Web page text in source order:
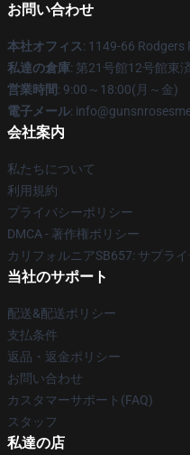
お問い合わせ
本社オフィス: 1149-66 Rodgers
私達の倉庫: 第21号館12号館東
営業時間: 9:00～18:00(月～金)
電子メール:
会社案内
私たちについて
利用規約
プライバシーポリシー
DMCA - 著作権ポリシー
カリフォルニアSB657: サプラ
当社のサポート
配送&配送ポリシー
支払条件
返品・返金ポリシー
お問い合わせ
カスタマーサポート(FAQ)
スタッフ
私達の店